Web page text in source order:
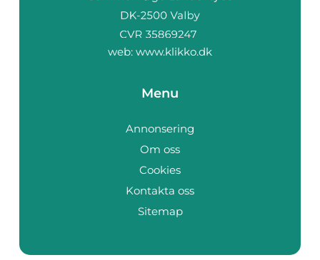
web: www.klikko.dk
Menu
Annonsering
Om oss
Cookies
Kontakta oss
Sitemap